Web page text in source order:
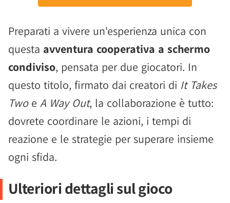
Preparati a vivere un'esperienza unica con
questa avventura cooperativa a schermo
condiviso, pensata per due giocatori. In
questo titolo, firmato dai creatori di It Takes
Twoe A Way Out, la collaborazione è tutto:
dovrete coordinare le azioni, i tempi di
reazione e le strategie per superare insieme
ogni sfida.
Ulteriori dettagli sul gioco